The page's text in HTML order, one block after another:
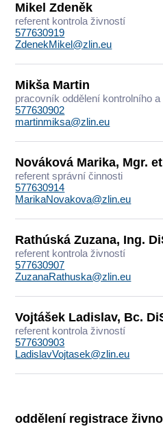
Mikel Zdeněk
referent kontrola živností
577630919
ZdenekMikel@zlin.eu
Mikša Martin
pracovník oddělení kontrolního
577630902
martinmiksa@zlin.eu
Nováková Marika, Mgr.
referent správní činnosti
577630914
MarikaNovakova@zlin.eu
Rathúská Zuzana, Ing.
referent kontrola živností
577630907
ZuzanaRathuska@zlin.eu
Vojtášek Ladislav, Bc.
referent kontrola živností
577630903
LadislavVojtasek@zlin.eu
oddělení registrace